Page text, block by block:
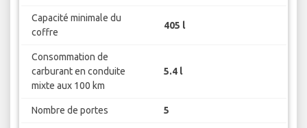
Capacité minimale du
coffre
405 l
Consommation de
carburant en conduite
mixte aux 100 km
5.4 l
Nombre de portes 5